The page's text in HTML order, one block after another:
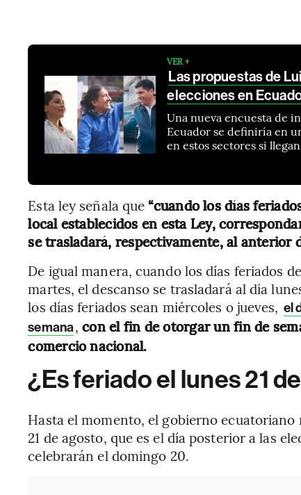
VER +
Las propuestas de
elecciones en
Una nueva encuesta de
Ecuador se definiría en
en estos sectores si
Esta ley señala que“cuando los días
local establecidos en esta Ley,
se trasladará, respectivamente, al anterior
De igual manera, cuando los días feriados
martes, el descanso se trasladará al día
los días feriados sean miércoles o jueves, el
semana,con el fin de otorgar un fin de
comercio nacional.
¿Es feriado el lunes 21
Hasta el momento, el gobierno
21 de agosto, que es el día posterior a las
celebrarán el domingo 20.